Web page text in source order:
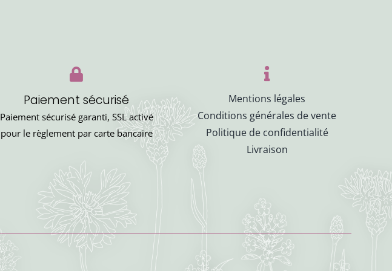
Paiement sécurisé
Paiement sécurisé garanti, SSL activé
pour le règlement par carte bancaire
Mentions légales
Conditions générales de vente
Politique de confidentialité
Livraison